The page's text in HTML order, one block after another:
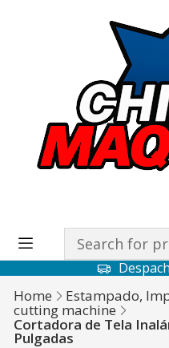
Home Estampado,
cutting machine
Cortadora de Tela
Pulgadas